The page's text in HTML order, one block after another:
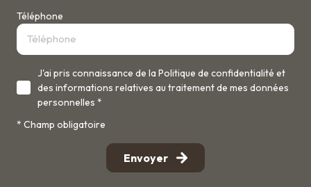
Téléphone
J'ai pris connaissance de la Politique de confidentialité et
des informations relatives au traitement de mes données
personnelles *
* Champ obligatoire
Envoyer